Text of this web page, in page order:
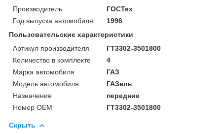
Производитель
ГОСТех
Год выпуска автомобиля
1996
Пользовательские характеристики
Артикул производителя
ГТ3302-3501800
Количество в комплекте
4
Марка автомобиля
ГАЗ
Модель автомобиля
ГАЗель
Назначение
передние
Номер OEM
ГТ3302-3501800
Скрыть